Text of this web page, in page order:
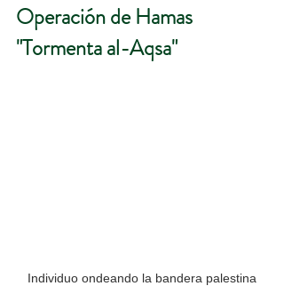
Operación de Hamas
"Tormenta al-Aqsa"
Individuo ondeando la bandera palestina